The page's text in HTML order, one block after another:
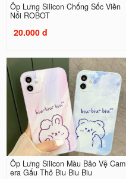
Ốp Lưng Silicon Chống Sốc Viền
Nổi ROBOT
20.000 đ
Ốp Lưng Silicon Màu Bảo Vệ Cam
era Gấu Thỏ Biu Biu Biu